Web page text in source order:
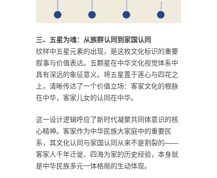
三、五星为魂：从族群认同到家国认同
纹样中五星元素的出现，是这枚文化标识的重要
叙事与价值表达。五颗星在中华文化视觉体系中
具有深远的象征意义。将五星置于莲心与四花之
上，清晰传达了一个价值立场：客家文化的根脉
在中华，客家儿女的认同在中华。
这一设计逻辑呼应了新时代凝聚共同体意识的核
心精神。客家作为中华民族大家庭中的重要民
系，其文化认同与家国认同从来不是割裂的——
客家人千年迁徙、四海为家的历史经验，本身就
是中华民族多元一体格局的生动体现。